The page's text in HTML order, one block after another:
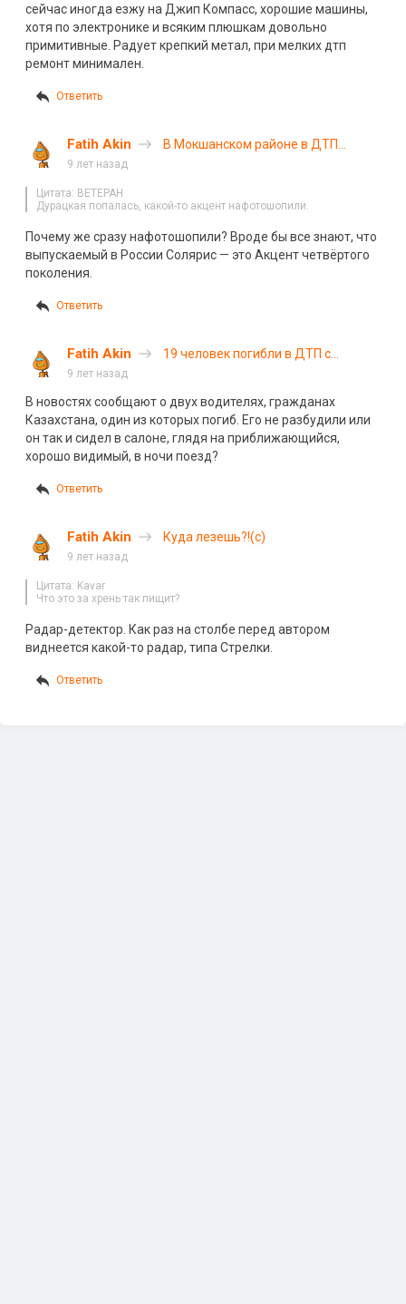
сейчас иногда езжу на Джип Компасс, хорошие машины,
хотя по электронике и всяким плюшкам довольно
примитивные. Радует крепкий метал, при мелких дтп
ремонт минимален.
Ответить
Fatih Akin
В Мокшанском районе в ДТП
9 лет назад
Цитата: BETEPAH
Дурацкая попалась, какой-то акцент нафотошопили.
Почему же сразу нафотошопили? Вроде бы все знают, что
выпускаемый в России Солярис — это Акцент четвёртого
поколения.
Ответить
Fatih Akin
19 человек погибли в ДТП с
9 лет назад
В новостях сообщают о двух водителях, гражданах
Казахстана, один из которых погиб. Его не разбудили или
он так и сидел в салоне, глядя на приближающийся,
хорошо видимый, в ночи поезд?
Ответить
Fatih Akin Куда лезешь?!(с)
9 лет назад
Цитата: Kavar
Что это за хрень так пищит?
Радар-детектор. Как раз на столбе перед автором
виднеется какой-то радар, типа Стрелки.
Ответить